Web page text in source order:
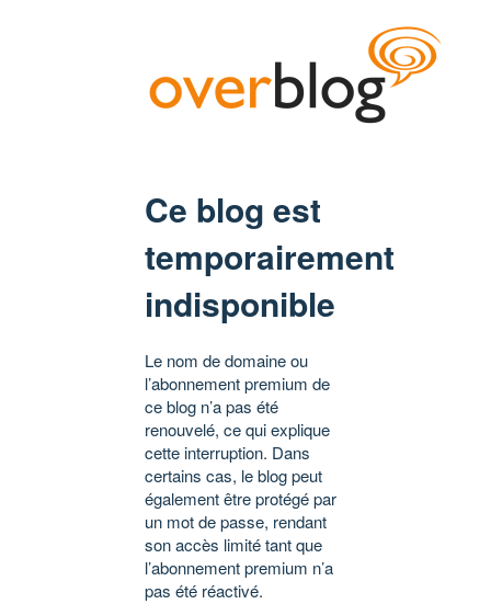
Ce blog est
temporairement
indisponible
Le nom de domaine ou
l’abonnement premium de
ce blog n’a pas été
renouvelé, ce qui explique
cette interruption. Dans
certains cas, le blog peut
également être protégé par
un mot de passe, rendant
son accès limité tant que
l’abonnement premium n’a
pas été réactivé.